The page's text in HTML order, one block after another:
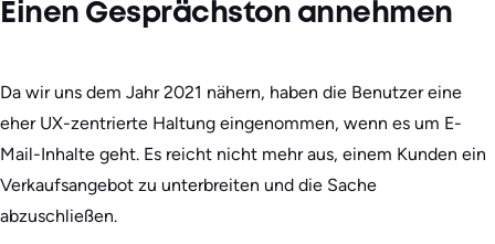
Einen Gesprächston annehmen
Da wir uns dem Jahr 2021 nähern, haben die Benutzer eine
eher UX-zentrierte Haltung eingenommen, wenn es um E-
Mail-Inhalte geht. Es reicht nicht mehr aus, einem Kunden ein
Verkaufsangebot zu unterbreiten und die Sache
abzuschließen.